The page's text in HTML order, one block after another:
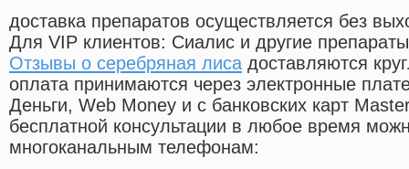
доставка препаратов осуществляется без
Для VIP клиентов: Сиалис и другие
Отзывы о серебряная лиса доставляются
оплата принимаются через электронные
Деньги, Web Money и с банковских карт
бесплатной консультации в любое время
многоканальным телефонам: